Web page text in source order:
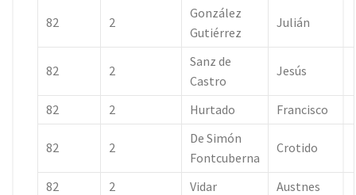
82 2
González
Gutiérrez
Julián
82 2
Sanz de
Castro
Jesús
82 2 Hurtado Francisco
82 2
De Simón
Fontcuberna
Crotido
82 2 Vidar Austnes